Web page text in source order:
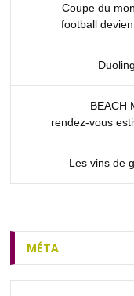
Coupe du
football
BEACH
rendez‑vous
Les vins de
MÉTA